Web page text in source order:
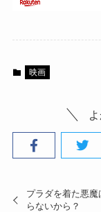
映画
プラダを着た悪
らないから？